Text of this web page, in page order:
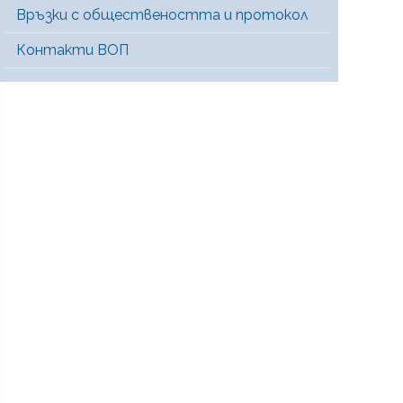
Връзки с обществеността и протокол
Контакти ВОП